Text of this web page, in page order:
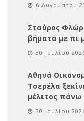
6 Αυγούστου
Σταύρος
βήματα με πι
30 Ιουλίου
Αθηνά
Τσερέλα
μέλιτος πάνω
30 Ιουλίου